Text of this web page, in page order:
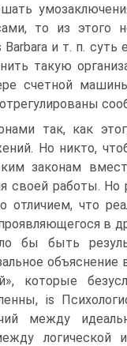
то из этого
Barbara и т. п.
такую
счетной
так, как
Но никто,
законам
своей работы.
что
в
бы быть
которые
is
между
логической